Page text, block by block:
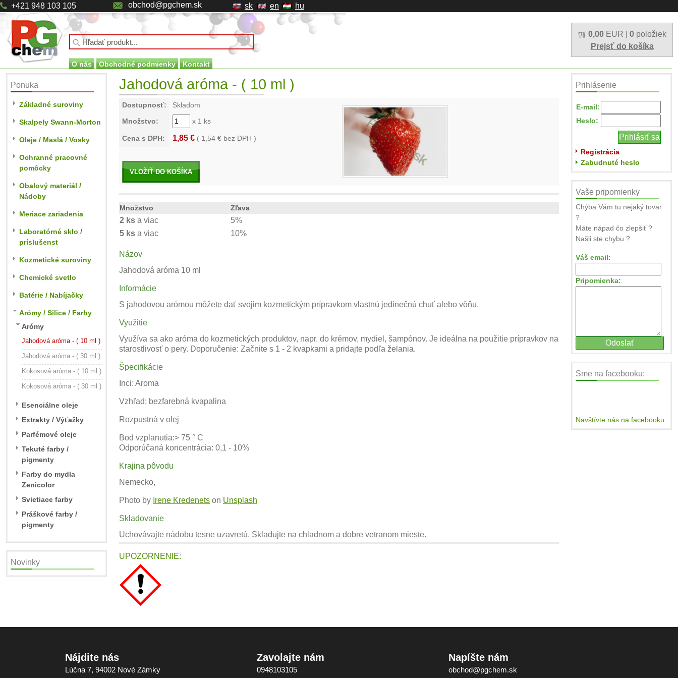
+421 948 103 105 obchod@pgchem.sk sk en hu
0,00 EUR | 0 položiek
Prejsť do košíka
O nás Obchodné podmienky Kontakt
Ponuka
Základné suroviny
Skalpely Swann-Morton
Oleje / Maslá / Vosky
Ochranné pracovné
pomôcky
Obalový materiál /
Nádoby
Meriace zariadenia
Laboratórné sklo /
príslušenst
Kozmetické suroviny
Chemické svetlo
Batérie / Nabíjačky
Arómy / Silice / Farby
Arómy
Jahodová aróma - ( 10 ml )
Jahodová aróma - ( 30 ml )
Kokosová aróma - ( 10 ml )
Kokosová aróma - ( 30 ml )
Esenciálne oleje
Extrakty / Výťažky
Parfémové oleje
Tekuté farby /
pigmenty
Farby do mydla
Zenicolor
Svietiace farby
Práškové farby /
pigmenty
Novinky
Jahodová aróma - ( 10 ml )
Dostupnosť:
Skladom
Množstvo:
x 1 ks
Cena s DPH: 1,85 € ( 1,54 € bez DPH )
VLOŽIŤ DO KOŠÍKA
Množstvo Zľava
2 ks a viac
5%
5 ks a viac 10%
Názov
Jahodová aróma 10 ml
Informácie
S jahodovou arómou môžete dať svojim kozmetickým prípravkom vlastnú jedinečnú chuť alebo vôňu.
Využitie
Využíva sa ako aróma do kozmetických produktov, napr. do krémov, mydiel , šampónov. Je ideálna na použitie prípravkov na
starostlivosť o pery. Doporučenie: Začnite s 1 - 2 kvapkami a pridajte podľa želania.
Špecifikácie
Inci: Aroma
Vzhľad: bezfarebná kvapalina
Rozpustná v olej
Bod vzplanutia:> 75 ° C
Odporúčaná koncentrácia: 0,1 - 10%
Krajina pôvodu
Nemecko,
Photo by Irene Kredenets on Unsplash
Skladovanie
Uchovávajte nádobu tesne uzavretú. Skladujte na chladnom a dobre vetranom mieste.
UPOZORNENIE:
Prihlásenie
E-mail:
Heslo:
Registrácia
Zabudnuté heslo
Vaše pripomienky
Chýba Vám tu nejaký tovar
?
Máte nápad čo zlepšiť ?
Našli ste chybu ?
Váš email:
Pripomienka:
Sme na facebooku:
Navštívte nás na facebooku
Nájdite nás
Lúčna 7, 94002 Nové Zámky
Zavolajte nám
0948103105
Napíšte nám
obchod@pgchem.sk